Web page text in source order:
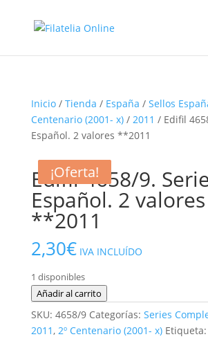
Inicio/ Tienda / España / Sellos
Centenario (2001- x)/ 2011 / Edifil
Español. 2 valores **2011
Edifil 4658/9.
Español. 2 valores
**2011
2,30€ IVA INCLUÍDO
1 disponibles
Edifil
4658/9.
Serie
Añadir al carrito
SKU: 4658/9 Categorías: Series
2011, 2º Centenario (2001- x) Etiqueta:
¡Oferta!
¡Oferta!
¡Oferta!